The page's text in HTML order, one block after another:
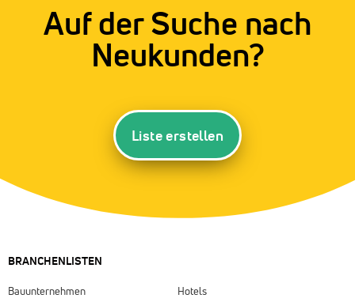
Auf der Suche nach
Neukunden?
Liste erstellen
BRANCHENLISTEN
Bauunternehmen
Hotels